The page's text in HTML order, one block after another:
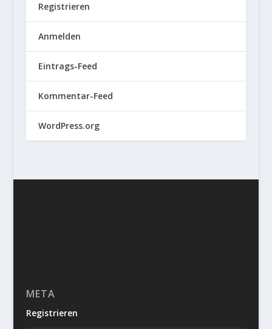
Registrieren
Anmelden
Eintrags-Feed
Kommentar-Feed
WordPress.org
META
Registrieren